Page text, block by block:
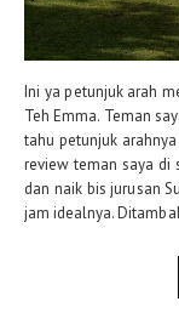
Ini ya petunjuk arah
Teh Emma. Teman
tahu petunjuk
review teman saya di
dan naik bis jurusan
jam idealnya.